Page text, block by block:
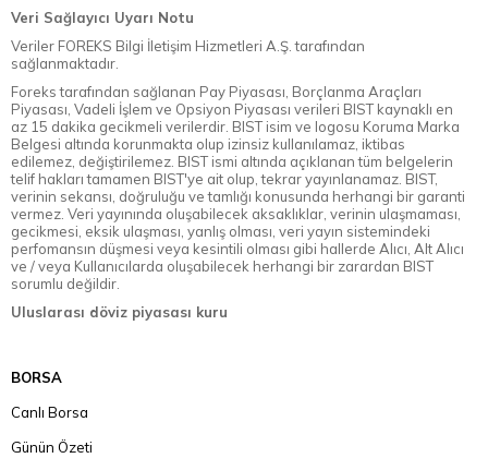
Veri Sağlayıcı Uyarı Notu
Veriler FOREKS Bilgi İletişim Hizmetleri A.Ş. tarafından
sağlanmaktadır.
Foreks tarafından sağlanan Pay Piyasası, Borçlanma Araçları
Piyasası, Vadeli İşlem ve Opsiyon Piyasası verileri BIST kaynaklı en
az 15 dakika gecikmeli verilerdir. BIST isim ve logosu Koruma Marka
Belgesi altında korunmakta olup izinsiz kullanılamaz, iktibas
edilemez, değiştirilemez. BIST ismi altında açıklanan tüm belgelerin
telif hakları tamamen BIST'ye ait olup, tekrar yayınlanamaz. BIST,
verinin sekansı, doğruluğu ve tamlığı konusunda herhangi bir garanti
vermez. Veri yayınında oluşabilecek aksaklıklar, verinin ulaşmaması,
gecikmesi, eksik ulaşması, yanlış olması, veri yayın sistemindeki
perfomansın düşmesi veya kesintili olması gibi hallerde Alıcı, Alt Alıcı
ve / veya Kullanıcılarda oluşabilecek herhangi bir zarardan BIST
sorumlu değildir.
Uluslarası döviz piyasası kuru
BORSA
Canlı Borsa
Günün Özeti